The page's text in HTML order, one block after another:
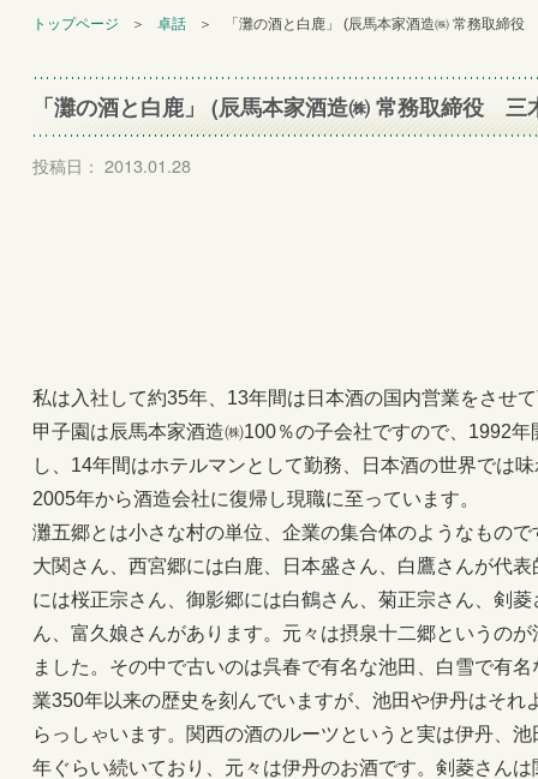
トップページ ＞ 卓話 ＞ 「灘の酒と白鹿」 (辰馬本家酒造㈱ 常務取
「灘の酒と白鹿」 (辰馬本家酒造㈱ 常務取締役
投稿日： 2013.01.28
私は入社して約35年、13年間は日本酒の国内営業をさせ
甲子園は辰馬本家酒造㈱100％の子会社ですので、1992
し、14年間はホテルマンとして勤務、日本酒の世界では
2005年から酒造会社に復帰し現職に至っています。
灘五郷とは小さな村の単位、企業の集合体のようなもの
大関さん、西宮郷には白鹿、日本盛さん、白鷹さんが代
には桜正宗さん、御影郷には白鶴さん、菊正宗さん、剣
ん、富久娘さんがあります。元々は摂泉十二郷というの
ました。その中で古いのは呉春で有名な池田、白雪で有
業350年以来の歴史を刻んでいますが、池田や伊丹はそれ
らっしゃいます。関西の酒のルーツというと実は伊丹、
年ぐらい続いており、元々は伊丹のお酒です。剣菱さん